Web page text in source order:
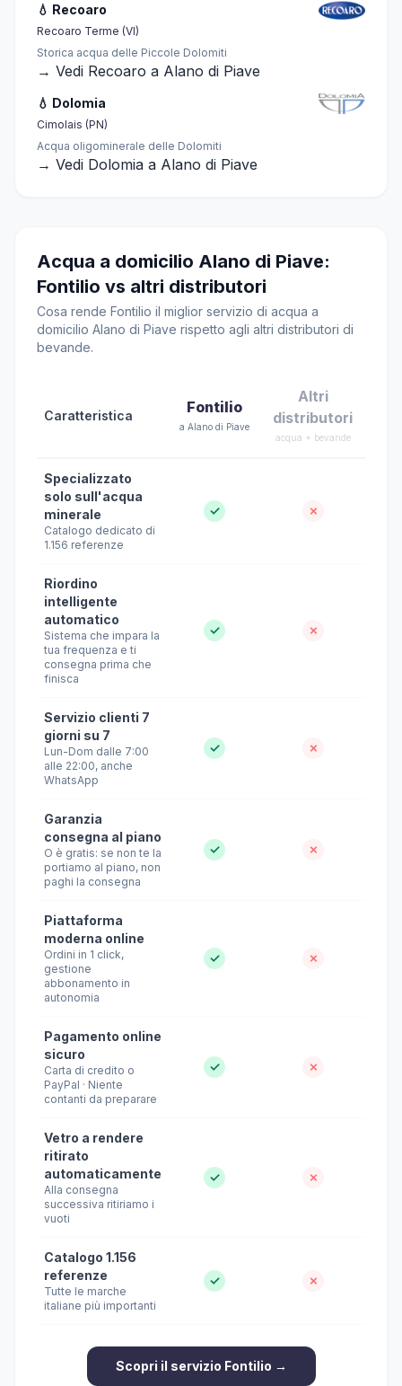
💧 Recoaro
Recoaro Terme (VI)
Storica acqua delle Piccole Dolomiti
→ Vedi Recoaro a Alano di Piave
💧 Dolomia
Cimolais (PN)
Acqua oligominerale delle Dolomiti
→ Vedi Dolomia a Alano di Piave
Acqua a domicilio Alano di Piave:
Fontilio vs altri distributori
Cosa rende Fontilio il miglior servizio di acqua a
domicilio Alano di Piave rispetto agli altri distributori di
bevande.
Caratteristica Fontilio
a Alano di Piave
Altri
distributori
acqua + bevande
Specializzato
solo sull'acqua
minerale
Catalogo dedicato di
1.156 referenze
✓ ✗
Riordino
intelligente
automatico
Sistema che impara la
tua frequenza e ti
consegna prima che
finisca
✓ ✗
Servizio clienti 7
giorni su 7
Lun-Dom dalle 7:00
alle 22:00, anche
WhatsApp
✓ ✗
Garanzia
consegna al piano
O è gratis: se non te la
portiamo al piano, non
paghi la consegna
✓ ✗
Piattaforma
moderna online
Ordini in 1 click,
gestione
abbonamento in
autonomia
✓ ✗
Pagamento online
sicuro
Carta di credito o
PayPal · Niente
contanti da preparare
✓ ✗
Vetro a rendere
ritirato
automaticamente
Alla consegna
successiva ritiriamo i
vuoti
✓ ✗
Catalogo 1.156
referenze
Tutte le marche
italiane più importanti
✓ ✗
Scopri il servizio Fontilio →